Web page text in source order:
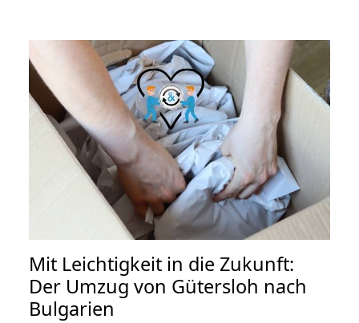
Mit Leichtigkeit in die Zukunft:
Der Umzug von Gütersloh nach
Bulgarien